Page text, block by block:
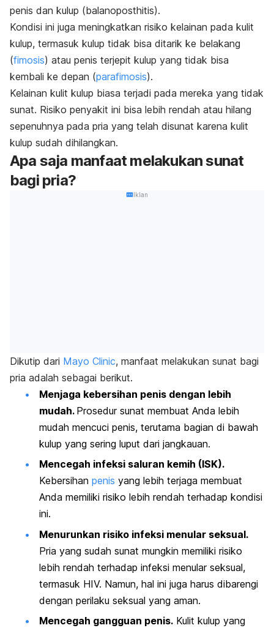
penis dan kulup (balanoposthitis).
Kondisi ini juga meningkatkan risiko kelainan pada kulit
kulup, termasuk kulup tidak bisa ditarik ke belakang
(fimosis) atau penis terjepit kulup yang tidak bisa
kembali ke depan (parafimosis).
Kelainan kulit kulup biasa terjadi pada mereka yang tidak
sunat. Risiko penyakit ini bisa lebih rendah atau hilang
sepenuhnya pada pria yang telah disunat karena kulit
kulup sudah dihilangkan.
Apa saja manfaat melakukan sunat
bagi pria?
Iklan
Dikutip dari Mayo Clinic, manfaat melakukan sunat bagi
pria adalah sebagai berikut.
Menjaga kebersihan penis dengan lebih
mudah. Prosedur sunat membuat Anda lebih
mudah mencuci penis, terutama bagian di bawah
kulup yang sering luput dari jangkauan.
Mencegah infeksi saluran kemih (ISK).
Kebersihan penis yang lebih terjaga membuat
Anda memiliki risiko lebih rendah terhadap kondisi
ini.
Menurunkan risiko infeksi menular seksual.
Pria yang sudah sunat mungkin memiliki risiko
lebih rendah terhadap infeksi menular seksual,
termasuk HIV. Namun, hal ini juga harus dibarengi
dengan perilaku seksual yang aman.
Mencegah gangguan penis. Kulit kulup yang